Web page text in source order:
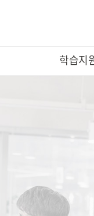
학습지